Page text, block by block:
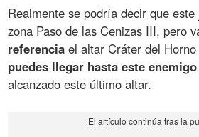
Realmente se podría decir que
zona Paso de las Cenizas III, pero
referencia el altar Cráter del
puedes llegar hasta este enemigo
alcanzado este último altar.